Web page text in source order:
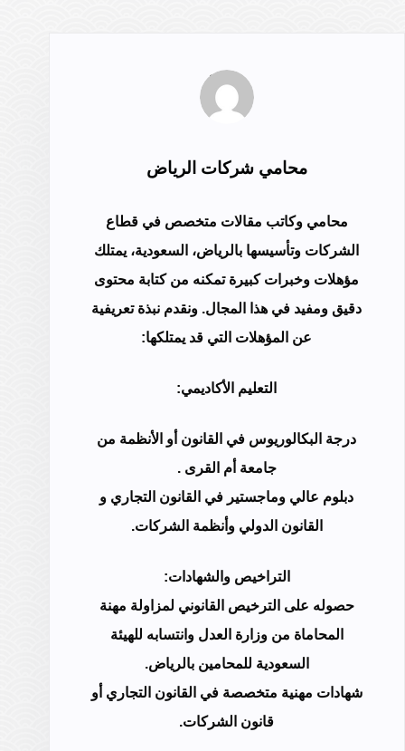
محامي شركات الرياض
محامي وكاتب مقالات متخصص في قطاع
الشركات وتأسيسها بالرياض، السعودية، يمتلك
مؤهلات وخبرات كبيرة تمكنه من كتابة محتوى
دقيق ومفيد في هذا المجال. ونقدم نبذة تعريفية
عن المؤهلات التي قد يمتلكها:
التعليم الأكاديمي:
درجة البكالوريوس في القانون أو الأنظمة من
جامعة أم القرى .
دبلوم عالي وماجستير في القانون التجاري و
القانون الدولي وأنظمة الشركات.
التراخيص والشهادات:
حصوله على الترخيص القانوني لمزاولة مهنة
المحاماة من وزارة العدل وانتسابه للهيئة
السعودية للمحامين بالرياض.
شهادات مهنية متخصصة في القانون التجاري أو
قانون الشركات.